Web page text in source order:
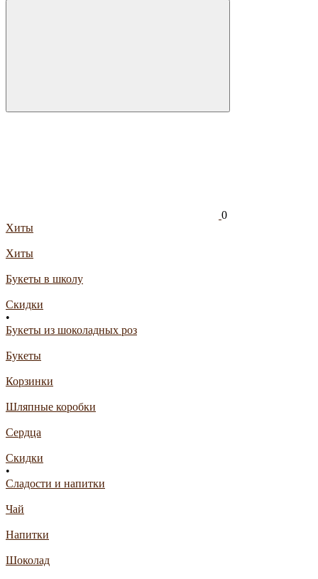
0
Хиты
Хиты
Букеты в школу
Скидки
•
Букеты из шоколадных роз
Букеты
Корзинки
Шляпные коробки
Сердца
Скидки
•
Сладости и напитки
Чай
Напитки
Шоколад